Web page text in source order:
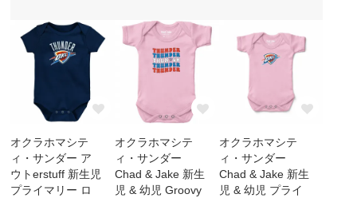
オクラホマシテ
ィ・サンダー ア
ウトerstuff 新生児
プライマリー ロ
オクラホマシテ
ィ・サンダー
Chad & Jake 新生
児 & 幼児 Groovy
オクラホマシテ
ィ・サンダー
Chad & Jake 新生
児 & 幼児 プライ